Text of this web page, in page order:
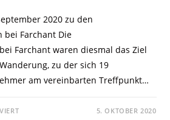
2020 zu den
bei Farchant Die
Farchant waren diesmal das Ziel
zu der sich 19
am vereinbarten Treffpunkt…
5. OKTOBER 2020